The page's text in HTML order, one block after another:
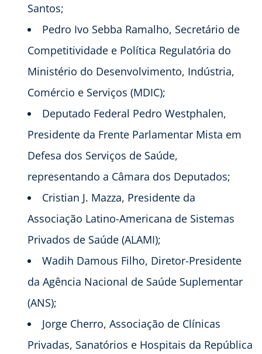
Santos;
Pedro Ivo Sebba Ramalho, Secretário de
Competitividade e Política Regulatória do
Ministério do Desenvolvimento, Indústria,
Comércio e Serviços (MDIC);
Deputado Federal Pedro Westphalen,
Presidente da Frente Parlamentar Mista em
Defesa dos Serviços de Saúde,
representando a Câmara dos Deputados;
Cristian J. Mazza, Presidente da
Associação Latino-Americana de Sistemas
Privados de Saúde (ALAMI);
Wadih Damous Filho, Diretor-Presidente
da Agência Nacional de Saúde Suplementar
(ANS);
Jorge Cherro, Associação de Clínicas
Privadas, Sanatórios e Hospitais da República